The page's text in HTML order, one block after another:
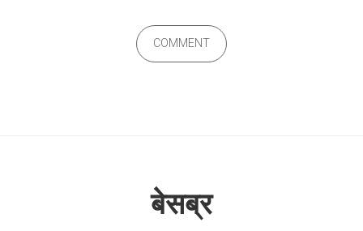
COMMENT
बेसब्र